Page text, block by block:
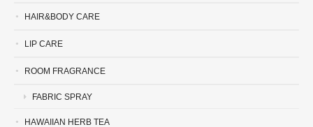
HAIR&BODY CARE
LIP CARE
ROOM FRAGRANCE
FABRIC SPRAY
HAWAIIAN HERB TEA